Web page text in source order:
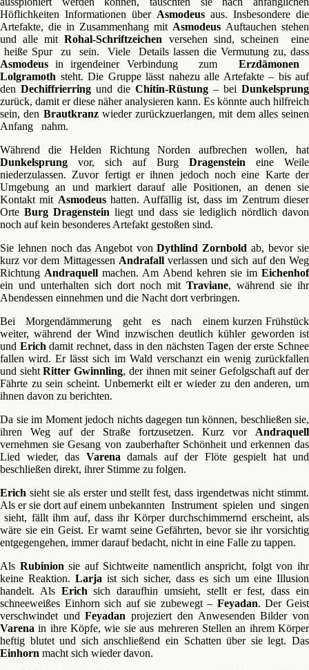
Höflichkeiten Informationen über Asmodeus aus. Insbesondere die
Artefakte, die in Zusammenhang mit Asmodeus Auftauchen stehen
und alle mitRohal-Schriftzeichen versehen sind, scheinen eine
heiße Spur zu sein. Viele Details lassen die Vermutung zu, dass
Asmodeus in irgendeiner Verbindung zum Erzdämonen
Lolgramoth steht. Die Gruppe lässt nahezu alle Artefakte – bis auf
den Dechiffrierring und die Chitin-Rüstung – bei Dunkelsprung
zurück, damit er diese näher analysieren kann. Es könnte auch hilfreich
sein, den Brautkranzwieder zurückzuerlangen, mit dem alles seinen
Anfang nahm.
Während die Helden Richtung Norden aufbrechen wollen, hat
Dunkelsprung vor, sich auf Burg Dragenstein eine Weile
niederzulassen. Zuvor fertigt er ihnen jedoch noch eine Karte der
Umgebung an und markiert darauf alle Positionen, an denen sie
Kontakt mit Asmodeushatten. Auffällig ist, dass im Zentrum dieser
Orte Burg Dragenstein liegt und dass sie lediglich nördlich davon
noch auf kein besonderes Artefakt gestoßen sind.
Sie lehnen noch das Angebot vonDythlind Zornbold ab, bevor sie
kurz vor dem Mittagessen Andrafallverlassen und sich auf den Weg
Richtung Andraquell machen. Am Abend kehren sie im Eichenhof
ein und unterhalten sich dort noch mit Traviane, während sie ihr
Abendessen einnehmen und die Nacht dort verbringen.
Bei Morgendämmerung geht es nach einem kurzen Frühstück
weiter, während der Wind inzwischen deutlich kühler geworden ist
und Erich damit rechnet, dass in den nächsten Tagen der erste Schnee
fallen wird. Er lässt sich im Wald verschanzt ein wenig zurückfallen
und siehtRitter Gwinnling, der ihnen mit seiner Gefolgschaft auf der
Fährte zu sein scheint. Unbemerkt eilt er wieder zu den anderen, um
ihnen davon zu berichten.
Da sie im Moment jedoch nichts dagegen tun können, beschließen sie,
ihren Weg auf der Straße fortzusetzen. Kurz vor Andraquell
vernehmen sie Gesang von zauberhafter Schönheit und erkennen das
Lied wieder, das Varena damals auf der Flöte gespielt hat und
beschließen direkt, ihrer Stimme zu folgen.
Erich sieht sie als erster und stellt fest, dass irgendetwas nicht stimmt.
Als er sie dort auf einem unbekannten Instrument spielen und singen
sieht, fällt ihm auf, dass ihr Körper durchschimmernd erscheint, als
wäre sie ein Geist. Er warnt seine Gefährten, bevor sie ihr vorsichtig
entgegengehen, immer darauf bedacht, nicht in eine Falle zu tappen.
Als Rubinion sie auf Sichtweite namentlich anspricht, folgt von ihr
keine Reaktion. Larja ist sich sicher, dass es sich um eine Illusion
handelt. Als Erich sich daraufhin umsieht, stellt er fest, dass ein
schneeweißes Einhorn sich auf sie zubewegt – Feyadan. Der Geist
verschwindet undFeyadan projeziert den Anwesenden Bilder von
Varena in ihre Köpfe, wie sie aus mehreren Stellen an ihrem Körper
heftig blutet und sich anschließend ein Schatten über sie legt. Das
Einhorn macht sich wieder davon.